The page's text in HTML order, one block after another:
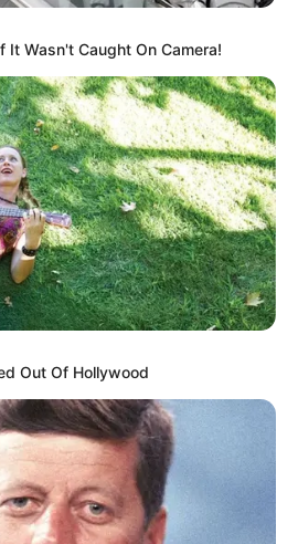
It Wasn't Caught On Camera!
Out Of Hollywood